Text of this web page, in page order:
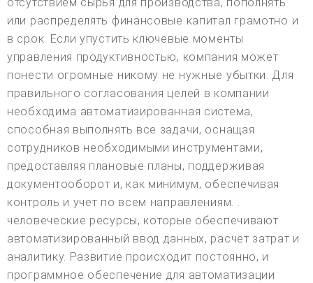
отсутствием сырья для производства, пополнять
или распределять финансовые капитал грамотно и
в срок. Если упустить ключевые моменты
управления продуктивностью, компания может
понести огромные никому не нужные убытки. Для
правильного согласования целей в компании
необходима автоматизированная система,
способная выполнять все задачи, оснащая
сотрудников необходимыми инструментами,
предоставляя плановые планы, поддерживая
документооборот и, как минимум, обеспечивая
контроль и учет по всем направлениям. .
человеческие ресурсы, которые обеспечивают
автоматизированный ввод данных, расчет затрат и
аналитику. Развитие происходит постоянно, и
программное обеспечение для автоматизации